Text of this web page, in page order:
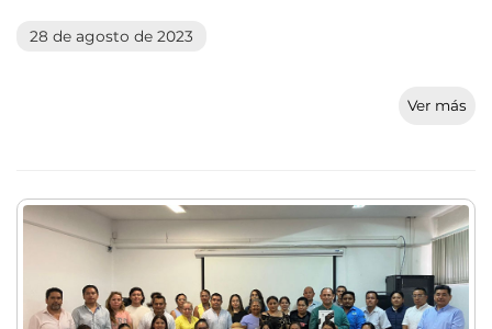
28 de agosto de 2023
Ver más